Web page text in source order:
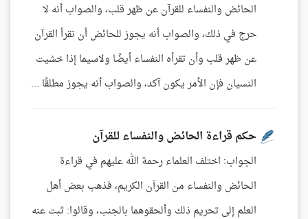
الحائض والنفساء للقرآن عن ظهر قلب، والصواب أنه لا
حرج في ذلك، والصواب أنه يجوز للحائض أن تقرأ القرآن
عن ظهر قلب وأن تقرأه النفساء أيضًا ولاسيما إذا خشيت
النسيان فإن الأمر يكون آكد، والصواب أنه يجوز مطلقًا ...
حكم قراءة الحائض والنفساء للقرآن
الجواب: اختلف العلماء رحمة الله عليهم في قراءة
الحائض والنفساء من القرآن الكريم، فذهب بعض أهل
العلم إلى تحريم ذلك وألحقوهما بالجنب، وقالوا: ثبت عنه